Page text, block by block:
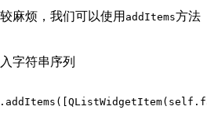
麻烦，我们可以使用 addItems方法
字符串序列